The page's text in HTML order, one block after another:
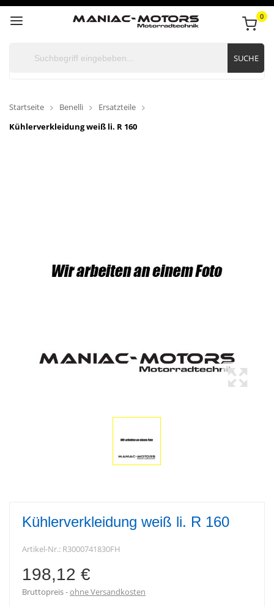
0
SUCHE
Startseite Benelli
Ersatzteile
Kühlerverkleidung weiß li. R 160
Kühlerverkleidung weiß li. R 160
Artikel-Nr.: R3000741830FH
198,12 €
Bruttopreis ohne Versandkosten